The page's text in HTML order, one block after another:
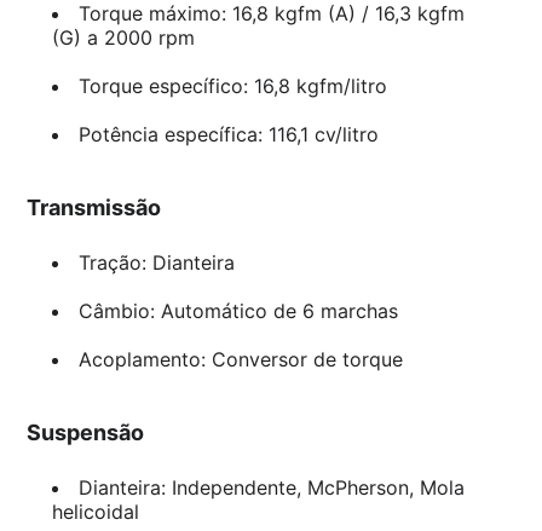
Torque máximo: 16,8 kgfm (A) / 16,3 kgfm
(G) a 2000 rpm
Torque específico: 16,8 kgfm/litro
Potência específica: 116,1 cv/litro
Transmissão
Tração: Dianteira
Câmbio: Automático de 6 marchas
Acoplamento: Conversor de torque
Suspensão
Dianteira: Independente, McPherson, Mola
helicoidal